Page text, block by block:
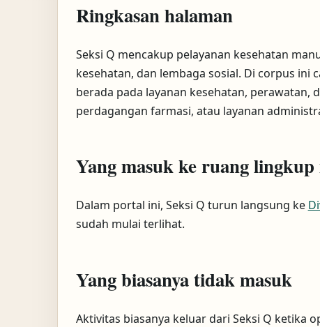
Ringkasan halaman
Seksi Q mencakup pelayanan kesehatan
kesehatan, dan lembaga sosial. Di corpus
berada pada layanan kesehatan,
perdagangan farmasi, atau layanan
Yang masuk ke ruang
Dalam portal ini, Seksi Q turun langsung ke
sudah mulai terlihat.
Yang biasanya tidak masuk
Aktivitas biasanya keluar dari Seksi Q ketika